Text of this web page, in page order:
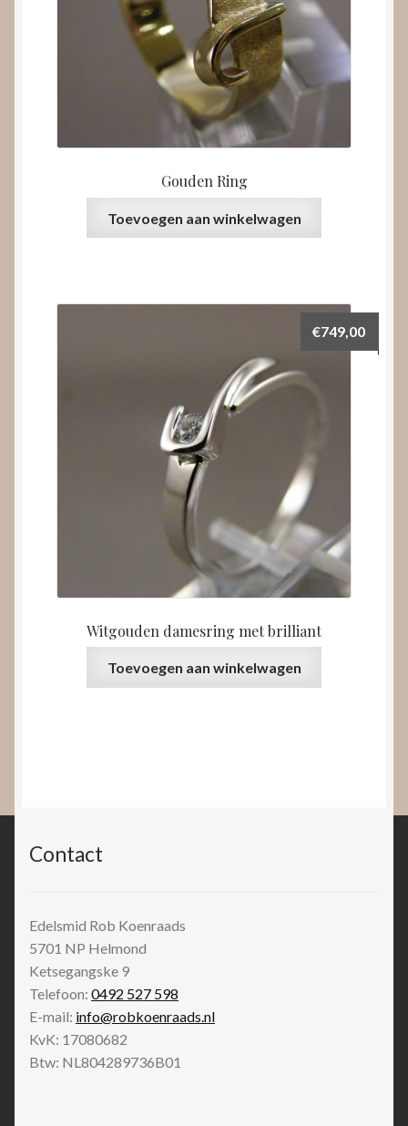
Gouden Ring
Toevoegen aan winkelwagen
Witgouden damesring met brilliant
€749,00
Toevoegen aan winkelwagen
Contact
Edelsmid Rob Koenraads
5701 NP Helmond
Ketsegangske 9
Telefoon: 0492 527 598
E-mail: info@robkoenraads.nl
KvK: 17080682
Btw: NL804289736B01